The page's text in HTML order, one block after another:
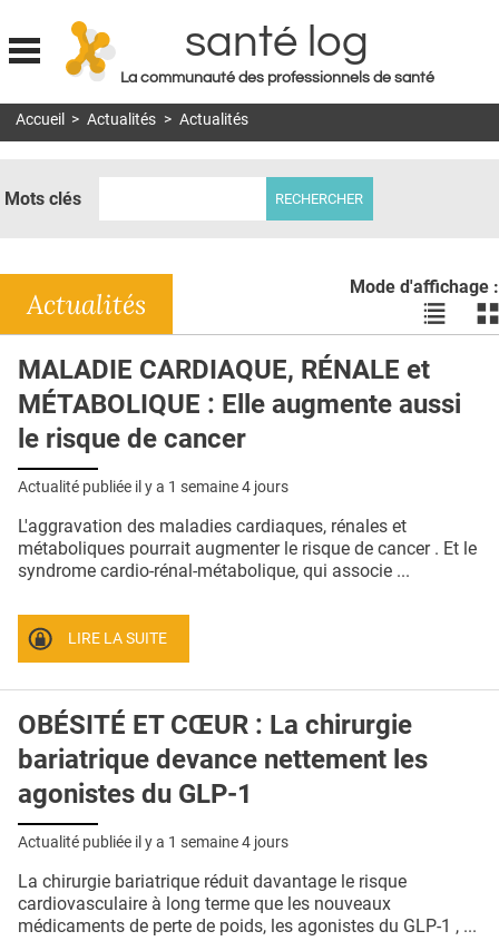
Jump to navigation
santé log
La communauté des professionnels de santé
MON COMPTE
DOSSIERS
RÉSEAUX
E-REVUE SAD
THÉMA
L'APP
PUBLICITÉ
CONTACT
Accueil > Actualités > Actualités
Mots clés
Mode d'affichage :
Voir
les
en
liste
les
Actualités
MALADIE CARDIAQUE, RÉNALE et
MÉTABOLIQUE : Elle augmente aussi
le risque de cancer
Actualité publiée il y a 1 semaine 4 jours
L'aggravation des maladies cardiaques, rénales et
métaboliques pourrait augmenter le risque de cancer . Et le
syndrome cardio-rénal-métabolique, qui associe ...
LIRE LA SUITE
OBÉSITÉ ET CŒUR : La chirurgie
bariatrique devance nettement les
agonistes du GLP-1
Actualité publiée il y a 1 semaine 4 jours
La chirurgie bariatrique réduit davantage le risque
cardiovasculaire à long terme que les nouveaux
médicaments de perte de poids, les agonistes du GLP-1 , ...